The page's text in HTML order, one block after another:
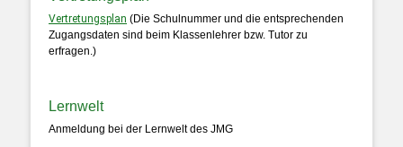
Vertretungsplan (Die Schulnummer und die entsprechenden
Zugangsdaten sind beim Klassenlehrer bzw. Tutor zu
erfragen.)
Lernwelt
Anmeldung bei der Lernwelt des JMG